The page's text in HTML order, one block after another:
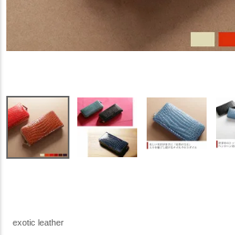
exotic leather